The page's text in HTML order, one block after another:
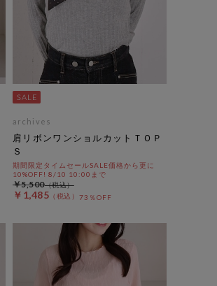
archives
肩リボンワンショルカットＴＯＰ
Ｓ
期間限定タイムセールSALE価格から更に
10%OFF! 8/10 10:00まで
￥1,485 73％OFF
￥5,500